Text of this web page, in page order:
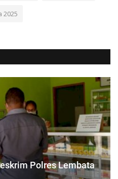
2025
Polres Lembata